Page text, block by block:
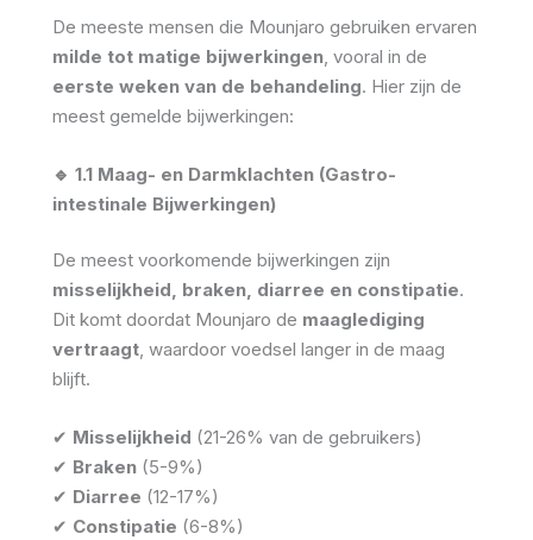
De meeste mensen die Mounjaro gebruiken ervaren
milde tot matige bijwerkingen , vooral in de
eerste weken van de behandeling. Hier zijn de
meest gemelde bijwerkingen:
🔹 1.1 Maag- en Darmklachten (Gastro-
intestinale Bijwerkingen)
De meest voorkomende bijwerkingen zijn
misselijkheid, braken, diarree en constipatie.
Dit komt doordat Mounjaro de maaglediging
vertraagt, waardoor voedsel langer in de maag
blijft.
✔ Misselijkheid (21-26% van de gebruikers)
✔ Braken (5-9%)
✔ Diarree (12-17%)
✔ Constipatie (6-8%)